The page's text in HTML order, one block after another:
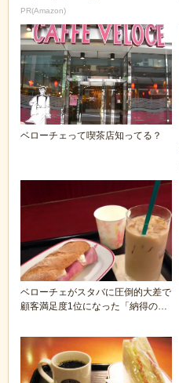
PR(Amazon)
ベローチェって喫茶店知ってる？
ベローチェがスタバに圧倒的大差で
顧客満足度1位になった「納得の理